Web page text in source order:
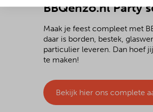
BBQenzo.nl Party
Maak je feest compleet met
daar is borden, bestek,
particulier leveren. Dan hoef
te maken!
Bekijk hier ons complete